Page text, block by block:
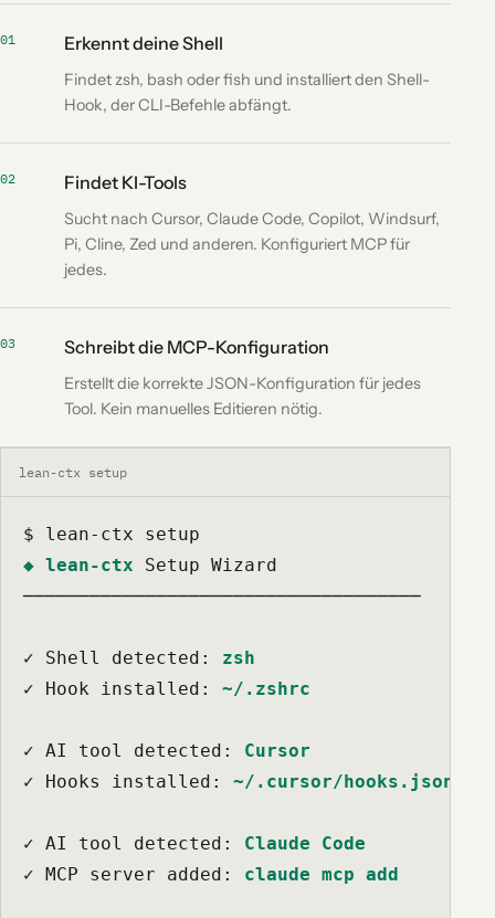
01 Erkennt deine Shell
Findet zsh, bash oder fish und installiert den Shell-
Hook, der CLI-Befehle abfängt.
02 Findet KI-Tools
Sucht nach Cursor, Claude Code, Copilot, Windsurf,
Pi, Cline, Zed und anderen. Konfiguriert MCP für
jedes.
03 Schreibt die MCP-Konfiguration
Erstellt die korrekte JSON-Konfiguration für jedes
Tool. Kein manuelles Editieren nötig.
lean-ctx setup
$ lean-ctx setup
◆ lean-ctx
Setup Wizard
────────────────────────────────────
✓ Shell detected: zsh
✓ Hook installed: ~/.zshrc
✓ AI tool detected: Cursor
✓ Hooks installed: ~/.cursor/hooks.json
✓ AI tool detected: Claude Code
✓ MCP server added: claude mcp add